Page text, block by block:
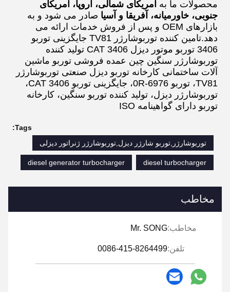
محصولات ما به آمریکای شمالی، اروپا، آمریکای
جنوبی، خاورمیانه، آفریقا و آسیا صادر می شود و به
بازارهای OEM و پس از فروش خدمات ارائه می
دهد.تامین کننده توربوشارژر TV81
جایگزینی توربو
3406 توربو موتور دیزل CAT 3406
تولید کننده
توربوشارژر سنگین چین عمده فروشی توربو ماشین
آلات ساختمانی کارخانه توربو دیزل صنعتی توربوشارژر
TV81، توربو 0R-6976، جایگزینی توربو CAT 3406،
توربوشارژر دیزل، تولید کننده توربو سنگین، کارخانه
توربو دارای گواهینامه ISO
Tags:
توربوشارژر,توربو شارژر دیزل,توربوشارژر ژنراتور دیزلی
diesel turbocharger
diesel generator turbocharger
مخاطب
مخاطب:Mr. SONG
تلفن:0086-415-8264499